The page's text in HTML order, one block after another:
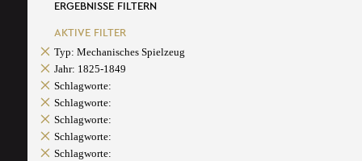
ERGEBNISSE FILTERN
AKTIVE FILTER
Typ: Mechanisches Spielzeug
Jahr: 1825-1849
Schlagworte:
Schlagworte:
Schlagworte:
Schlagworte:
Schlagworte: